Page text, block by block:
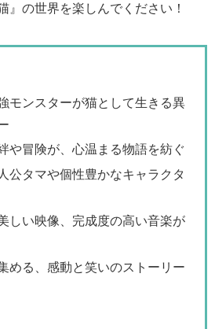
』の世界を楽しんでください！
モンスターが猫として生きる異
や冒険が、心温まる物語を紡ぐ
公タマや個性豊かなキャラクタ
しい映像、完成度の高い音楽が
める、感動と笑いのストーリー